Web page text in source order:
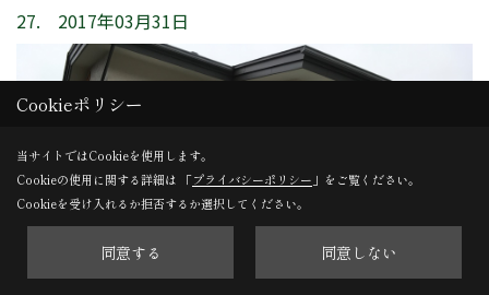
27. 2017年03月31日
Cookieポリシー
当サイトではCookieを使用します。
Cookieの使用に関する詳細は 「プライバシーポリシー 」をご覧ください。
Cookieを受け入れるか拒否するか選択してください。
同意する 同意しない